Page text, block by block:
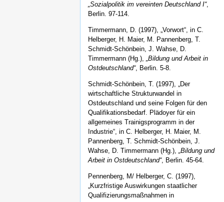
„Sozialpolitik im vereinten Deutschland I“,
Berlin. 97-114.
Timmermann, D. (1997), „Vorwort“, in C.
Helberger, H. Maier, M. Pannenberg, T.
Schmidt-Schönbein, J. Wahse, D.
Timmermann (Hg.), „Bildung und Arbeit in
Ostdeutschland“, Berlin. 5-8.
Schmidt-Schönbein, T. (1997), „Der
wirtschaftliche Strukturwandel in
Ostdeutschland und seine Folgen für den
Qualifikationsbedarf. Plädoyer für ein
allgemeines Trainigsprogramm in der
Industrie“, in C. Helberger, H. Maier, M.
Pannenberg, T. Schmidt-Schönbein, J.
Wahse, D. Timmermann (Hg.),
„Bildung und
Arbeit in Ostdeutschland“, Berlin. 45-64.
Pennenberg, M/ Helberger, C. (1997),
„Kurzfristige Auswirkungen staatlicher
Qualifizierungsmaßnahmen in